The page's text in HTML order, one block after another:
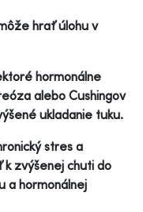
hrať úlohu v
hormonálne
alebo Cushingov
ukladanie tuku.
stres a
k zvýšenej chuti do
a hormonálnej